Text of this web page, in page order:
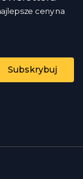
lub zadzwoń
na terenie
Czy zdjęcia i
ceny są
ceny na
Subskrybuj